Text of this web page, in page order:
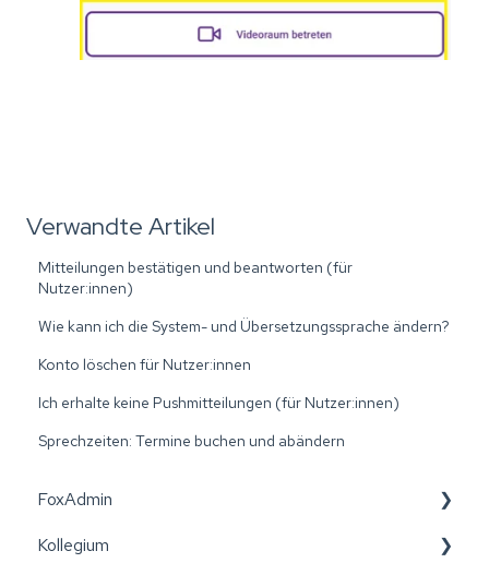
Verwandte Artikel
Mitteilungen bestätigen und beantworten (für
Nutzer:innen)
Wie kann ich die System- und Übersetzungssprache ändern?
Konto löschen für Nutzer:innen
Ich erhalte keine Pushmitteilungen (für Nutzer:innen)
Sprechzeiten: Termine buchen und abändern
FoxAdmin
Wiener Bildungspost
Kollegium